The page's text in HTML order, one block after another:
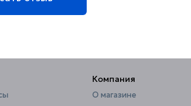
Компания
О магазине